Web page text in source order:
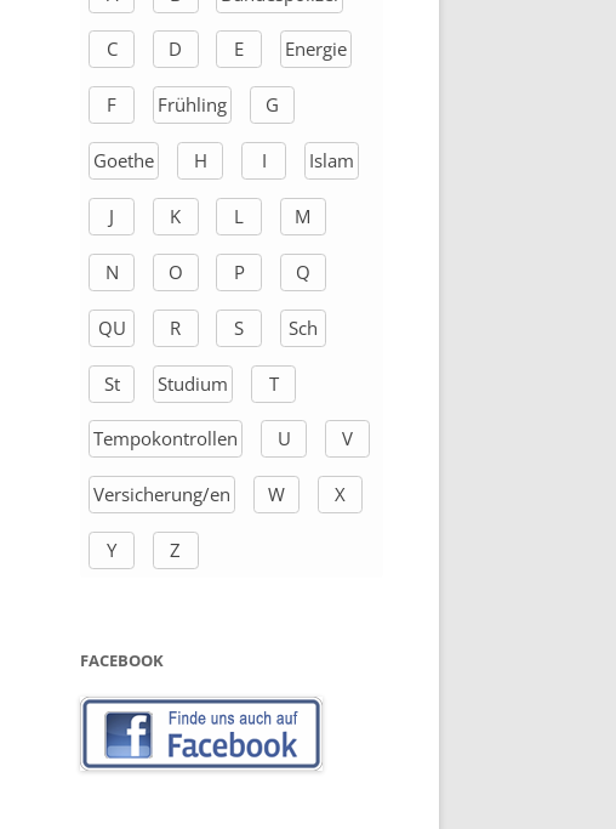
h
C D E Energie
F Frühling G
Goethe H I Islam
J K L M
N O P Q
QU R S Sch
St Studium T
Tempokontrollen U V
Versicherung/en W X
Y Z
FACEBOOK